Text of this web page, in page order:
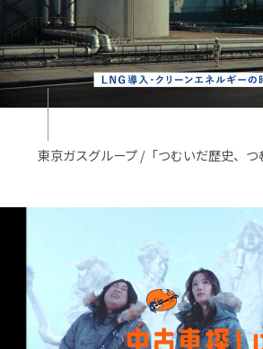
東京ガスグループ /「つむいだ歴史、